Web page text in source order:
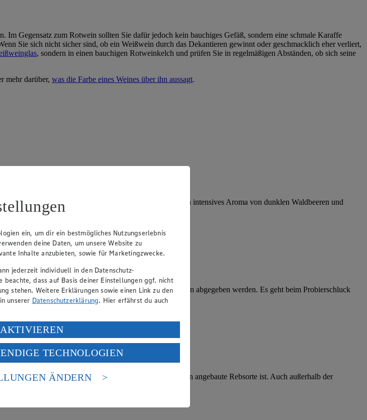
Gegensatz zum Rotwein sollten Sie dafür jedoch kein bauchiges Gefäß, sondern eine schmale Karaffe
Sie sich nicht sicher sind, ob ein Weißwein durch das Dekantieren gewinnt oder geschmacklich eher verliert,
, sondern in einen bauchigen Rotweinkelch und prüfen Sie in regelmäßigen Abständen, ob sich seine
mehr darüber, was die Farbe eines Weines über ihn aussagt.
und zeichnet sich durch eine tiefrote Farbe sowie ein intensives Aroma von dunklen Waldbeeren und
Dabei kann, aber muss kein Urteil über den Wein abgegeben werden. Es geht beim Probierschluck
aus Deutschland, wo der Riesling die am häufigsten angebaute Rebsorte ist. Auch außerhalb der
ein, um dir ein bestmögliches Nutzungserlebnis
deine Daten, um unsere Website zu
Inhalte anzubieten, sowie für Marketingzwecke.
jederzeit individuell in den Datenschutz-
dass auf Basis deiner Einstellungen ggf. nicht
stehen. Weitere Erklärungen sowie einen Link zu den
unserer Datenschutzerklärung. Hier erfährst du auch
Daten in den USA durch Facebook und YouTube:
du im Sinne des Art. 49 Abs. 1 Satz 1 lit. a) DSGVO
werden. Der EuGH sieht die USA als Land mit
angemessenen Datenschutzniveau an. Es besteht das
Behörden.
AKTIVIEREN
TECHNOLOGIEN
ÄNDERN